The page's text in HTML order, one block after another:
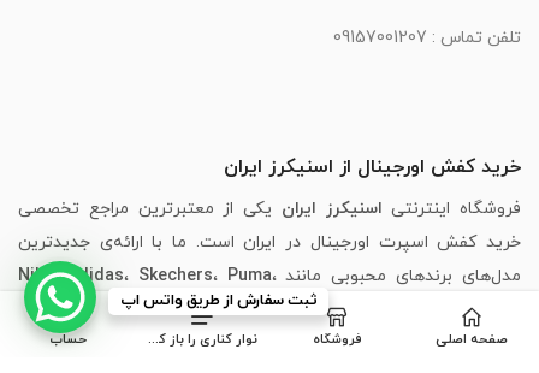
تلفن تماس : 09157001207
خرید کفش اورجینال از اسنیکرز ایران
فروشگاه اینترنتی اسنیکرز ایران یکی از معتبرترین مراجع تخصصی
خرید کفش اسپرت اورجینال در ایران است. ما با ارائه‌ی جدیدترین
مدل‌های برندهای محبوبی مانند
Nike،Adidas، Skechers، Puma،
New Balance
، تجربه‌ای مطمئن، سریع و لذت‌بخش از خرید
اینترنتی کفش را برای شما فراهم کرده‌ایم.
صفحه اصلی فروشگاه نوار کناری را باز کنید حساب
ثبت سفارش از طریق واتس اپ